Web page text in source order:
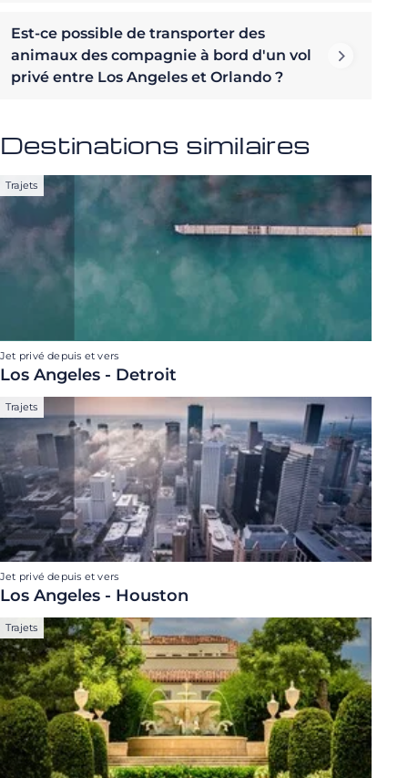
Est-ce possible de transporter des
animaux des compagnie à bord d'un vol
privé entre Los Angeles et Orlando ?
Destinations similaires
Trajets
Jet privé depuis et vers
Los Angeles - Detroit
Trajets
Jet privé depuis et vers
Los Angeles - Houston
Trajets